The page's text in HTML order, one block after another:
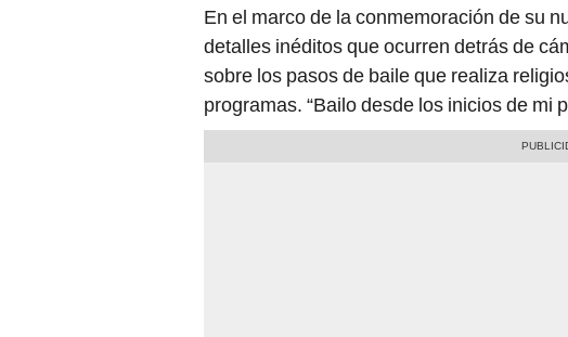
En el marco de la conmemoración de su
detalles inéditos que ocurren detrás de
sobre los pasos de baile que realiza
programas. “Bailo desde los inicios de mi